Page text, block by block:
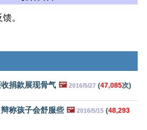
。
捐款展现骨气 🖼️ 2016/5/27 (47,085次)
称孩子会舒服些 🖼️ 2016/5/15 (48,293